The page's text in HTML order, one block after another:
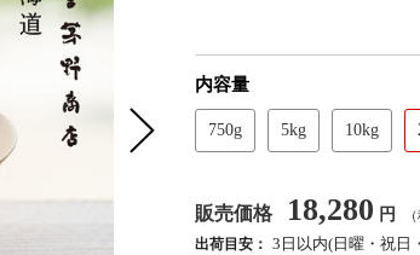
内容量
750g 5kg 10kg
販売価格 18,280 円
出荷目安： 3日以内(日曜・祝日